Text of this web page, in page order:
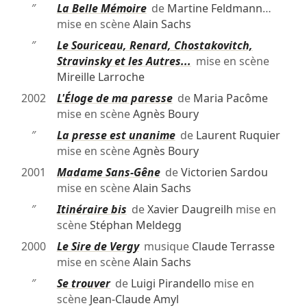
″
La Belle Mémoirede Martine Feldmann…
mise en scèneAlain Sachs
″
Le Souriceau, Renard, Chostakovitch,
Stravinsky et les Autres... mise en scène
Mireille Larroche
2002
L'Éloge de ma paressede Maria Pacôme
mise en scèneAgnès Boury
″
La presse est unanimede Laurent Ruquier
mise en scèneAgnès Boury
2001
Madame Sans-GênedeVictorien Sardou
mise en scèneAlain Sachs
″
Itinéraire bis deXavier Daugreilh mise en
scèneStéphan Meldegg
2000
Le Sire de Vergymusique Claude Terrasse
mise en scèneAlain Sachs
″
Se trouverde Luigi Pirandello mise en
scène Jean-Claude Amyl